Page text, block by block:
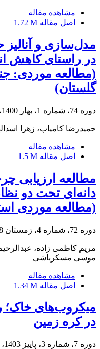
مشاهده مقاله
اصل مقاله 1.72 M
در راستای کاهش
(مطالعه موردی:
گلستان)
دوره 74، شماره 1، بهار 1400، صفحه
حمیدرضا کامیاب، زهرا
مشاهده مقاله
اصل مقاله 1.5 M
مطالعه ارزیابی
دانه‌ای تحت دو
(مطالعه موردی
دوره 72، شماره 4، زمستان 1398، صفحه
مریم کاظمی زاده،
موسی مسکرباشی
مشاهده مقاله
اصل مقاله 1.34 M
میکروب‌های خاک؛
در کره زمین
دوره 7، شماره 3، پاییز 1403، صفحه